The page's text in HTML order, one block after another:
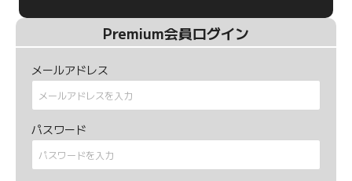
Premium会員ログイン
メールアドレス
パスワード